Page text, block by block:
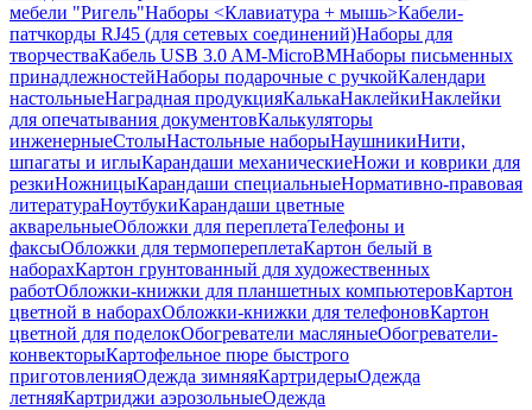
мебели "Ригель"Наборы <Клавиатура + мышь>Кабели-
патчкорды RJ45 (для сетевых соединений)Наборы для
творчестваКабель USB 3.0 AM-MicroBMНаборы письменных
принадлежностейНаборы подарочные с ручкойКалендари
настольныеНаградная продукцияКалькаНаклейкиНаклейки
для опечатывания документовКалькуляторы
инженерныеСтолыНастольные наборыНаушникиНити,
шпагаты и иглыКарандаши механическиеНожи и коврики для
резкиНожницыКарандаши специальныеНормативно-правовая
литератураНоутбукиКарандаши цветные
акварельныеОбложки для переплетаТелефоны и
факсыОбложки для термопереплетаКартон белый в
наборахКартон грунтованный для художественных
работОбложки-книжки для планшетных компьютеровКартон
цветной в наборахОбложки-книжки для телефоновКартон
цветной для поделокОбогреватели масляныеОбогреватели-
конвекторыКартофельное пюре быстрого
приготовленияОдежда зимняяКартридерыОдежда
летняяКартриджи аэрозольныеОдежда